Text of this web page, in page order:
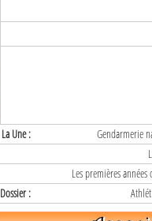
La Une :
Gendarmerie
Les premières
Dossier :